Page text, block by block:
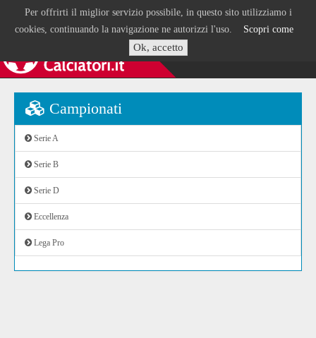
Per offrirti il miglior servizio possibile, in questo sito utilizziamo i
cookies, continuando la navigazione ne autorizzi l'uso. Scopri come
Ok, accetto
Campionati
Serie A
Serie B
Serie D
Eccellenza
Lega Pro